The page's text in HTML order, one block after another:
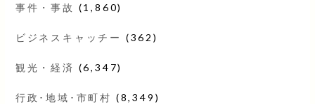
事件・事故 (1,860)
ビジネスキャッチー (362)
観光・経済 (6,347)
行政･地域･市町村 (8,349)